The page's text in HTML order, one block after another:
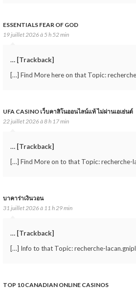
ESSENTIALS FEAR OF GOD
19 juillet 2026 à 5 h 52 min
… [Trackback]
[…] Find More here on that Topic:
UFA CASINO เว็บคาสิโนออนไลน์แท้ ไม่ผ่านเอเย่นต์
22 juillet 2026 à 8 h 17 min
… [Trackback]
[…] Find More on to that Topic: recherche-
บาคาร่าเงินวอน
31 juillet 2026 à 11 h 29 min
… [Trackback]
[…] Info to that Topic: recherche-
TOP 10 CANADIAN ONLINE CASINOS